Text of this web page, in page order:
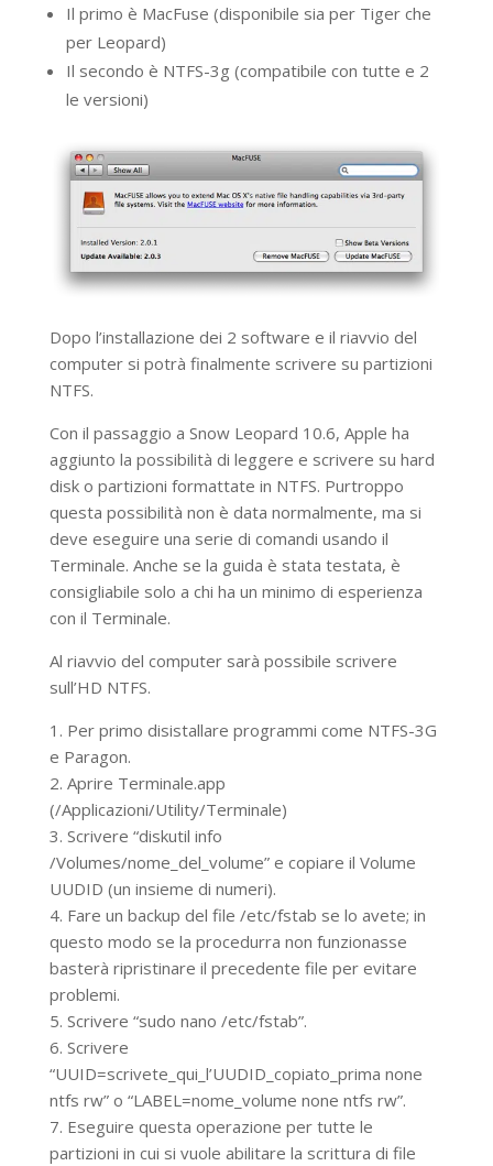
Il primo è MacFuse (disponibile sia per Tiger che
per Leopard)
Il secondo è NTFS-3g (compatibile con tutte e 2
le versioni)
Dopo l’installazione dei 2 software e il riavvio del
computer si potrà finalmente scrivere su partizioni
NTFS.
Con il passaggio a Snow Leopard 10.6, Apple ha
aggiunto la possibilità di leggere e scrivere su hard
disk o partizioni formattate in NTFS. Purtroppo
questa possibilità non è data normalmente, ma si
deve eseguire una serie di comandi usando il
Terminale. Anche se la guida è stata testata, è
consigliabile solo a chi ha un minimo di esperienza
con il Terminale.
Al riavvio del computer sarà possibile scrivere
sull’HD NTFS.
1. Per primo disistallare programmi come NTFS-3G
e Paragon.
2. Aprire Terminale.app
(/Applicazioni/Utility/Terminale)
3. Scrivere “diskutil info
/Volumes/nome_del_volume” e copiare il Volume
UUDID (un insieme di numeri).
4. Fare un backup del file /etc/fstab se lo avete; in
questo modo se la procedurra non funzionasse
basterà ripristinare il precedente file per evitare
problemi.
5. Scrivere “sudo nano /etc/fstab”.
6. Scrivere
“UUID=scrivete_qui_l’UUDID_copiato_prima none
ntfs rw” o “LABEL=nome_volume none ntfs rw”.
7. Eseguire questa operazione per tutte le
partizioni in cui si vuole abilitare la scrittura di file